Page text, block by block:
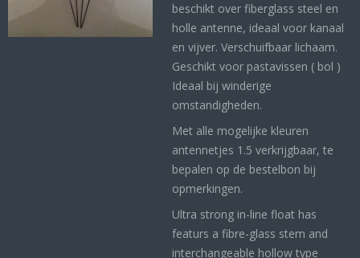
beschikt over fiberglass steel en
holle antenne, ideaal voor kanaal
en vijver. Verschuifbaar lichaam.
Geschikt voor pastavissen ( bol )
Ideaal bij winderige
omstandigheden.
Met alle mogelijke kleuren
antennetjes 1.5 verkrijgbaar, te
bepalen op de bestelbon bij
opmerkingen.
Ultra strong in-line float has
featurs a fibre-glass stem and
interchangeable hollow type